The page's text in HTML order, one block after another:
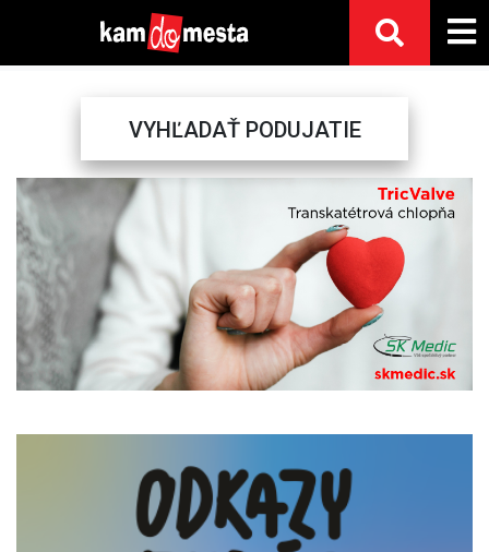
VYHĽADAŤ PODUJATIE
Previous